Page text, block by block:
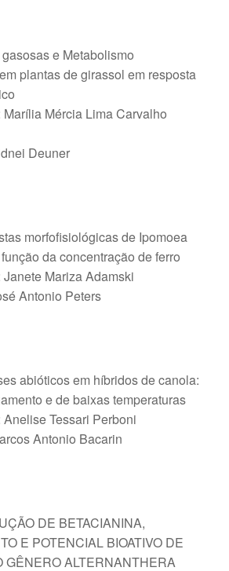
e Metabolismo
plantas de girassol em resposta
Marília Mércia Lima Carvalho
Deuner
morfofisiológicas de Ipomoea
da concentração de ferro
Janete Mariza Adamski
Antonio Peters
abióticos em híbridos de canola:
e de baixas temperaturas
Anelise Tessari Perboni
Antonio Bacarin
DE BETACIANINA,
E POTENCIAL BIOATIVO DE
GÊNERO ALTERNANTHERA